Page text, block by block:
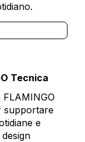
Tecnica
FLAMINGO
supportare
e